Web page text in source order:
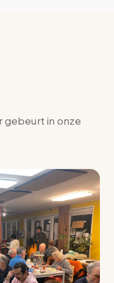
gebeurt in onze